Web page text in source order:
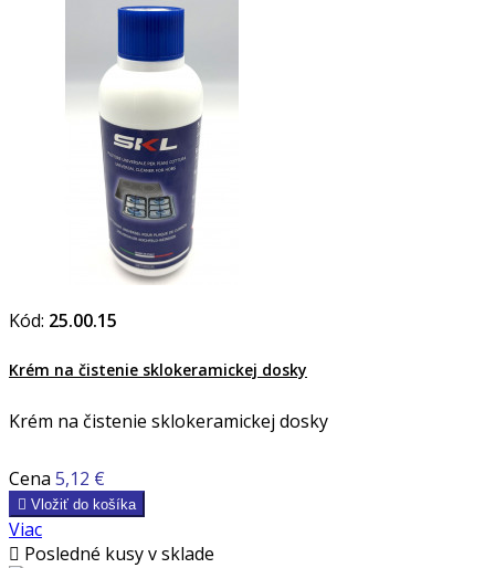
Kód: 25.00.15
Krém na čistenie sklokeramickej dosky
Krém na čistenie sklokeramickej dosky
Cena 5,12 €
 Vložiť do košíka
Viac
 Posledné kusy v sklade